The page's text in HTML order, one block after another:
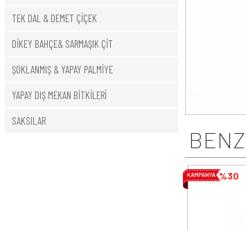
TEK DAL & DEMET ÇİÇEK
DİKEY BAHÇE& SARMAŞIK ÇİT
ŞOKLANMIŞ & YAPAY PALMİYE
YAPAY DIŞ MEKAN BİTKİLERİ
SAKSILAR
%30